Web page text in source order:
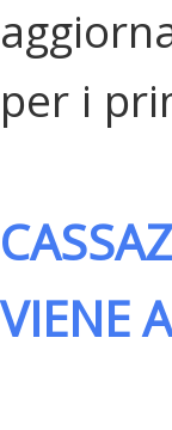
per i
VIENE